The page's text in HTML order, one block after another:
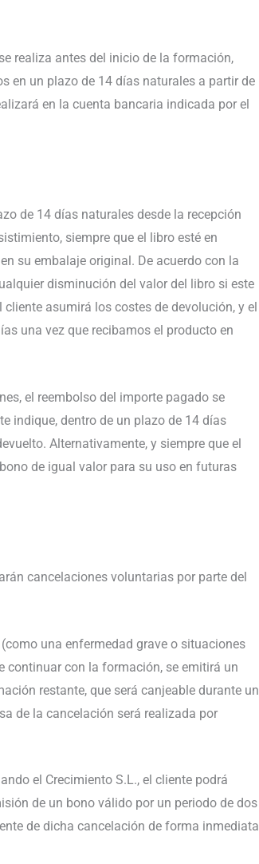
realiza antes del inicio de la formación,
en un plazo de 14 días naturales a partir de
en la cuenta bancaria indicada por el
de 14 días naturales desde la recepción
siempre que el libro esté en
su embalaje original. De acuerdo con la
disminución del valor del libro si este
asumirá los costes de devolución, y el
una vez que recibamos el producto en
el reembolso del importe pagado se
indique, dentro de un plazo de 14 días
Alternativamente, y siempre que el
de igual valor para su uso en futuras
cancelaciones voluntarias por parte del
una enfermedad grave o situaciones
continuar con la formación, se emitirá un
restante, que será canjeable durante un
de la cancelación será realizada por
el Crecimiento S.L., el cliente podrá
de un bono válido por un periodo de dos
de dicha cancelación de forma inmediata